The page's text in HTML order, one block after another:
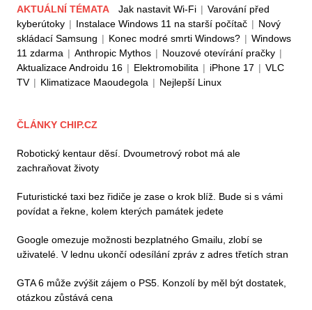
AKTUÁLNÍ TÉMATA Jak nastavit Wi-Fi | Varování před
kyberútoky | Instalace Windows 11 na starší počítač | Nový
skládací Samsung | Konec modré smrti Windows? | Windows
11 zdarma | Anthropic Mythos | Nouzové otevírání pračky |
Aktualizace Androidu 16 | Elektromobilita | iPhone 17 | VLC
TV | Klimatizace Maoudegola | Nejlepší Linux
ČLÁNKY CHIP.CZ
Robotický kentaur děsí. Dvoumetrový robot má ale
zachraňovat životy
Futuristické taxi bez řidiče je zase o krok blíž. Bude si s vámi
povídat a řekne, kolem kterých památek jedete
Google omezuje možnosti bezplatného Gmailu, zlobí se
uživatelé. V lednu ukončí odesílání zpráv z adres třetích stran
GTA 6 může zvýšit zájem o PS5. Konzolí by měl být dostatek,
otázkou zůstává cena